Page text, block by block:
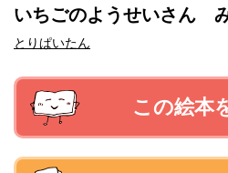
いちごのようせいさん
とりぱいたん
この絵本